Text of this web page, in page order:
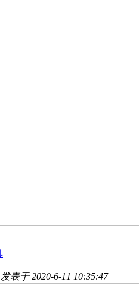
发表于 2020-6-11 10:35:47